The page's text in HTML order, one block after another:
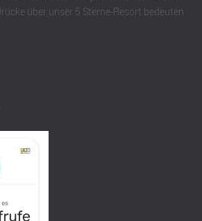
über unser 5 Sterne-Resort bedeuten